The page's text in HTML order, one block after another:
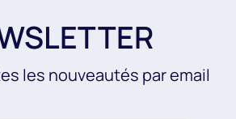
les nouveautés par email